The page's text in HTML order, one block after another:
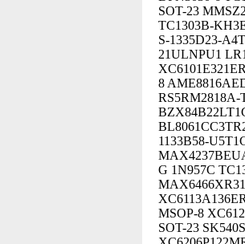
SOT-23
TC1303B-
S-1335D23-
21ULNPU1
8
RS5RM2818A-
1133B58-
G 1N957C
MSOP-8
SOT-23